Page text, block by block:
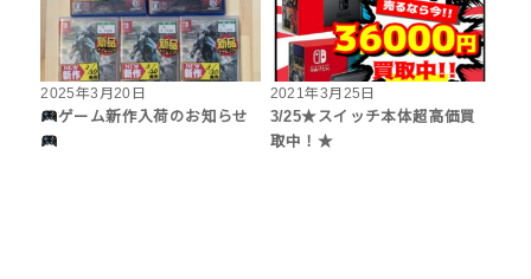
2025年3月20日
ゲーム新作入荷のお知らせ
2021年3月25日
3/25★スイッチ本体超高価買
取中！★